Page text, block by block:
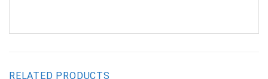
RELATED PRODUCTS